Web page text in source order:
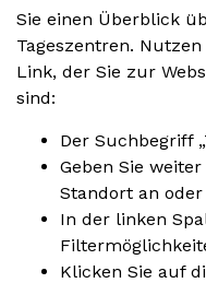
Sie einen Überblick
Tageszentren.
Link, der Sie zur
sind:
Der Suchbegriff
Geben Sie
Standort an
In der linken
Klicken Sie auf